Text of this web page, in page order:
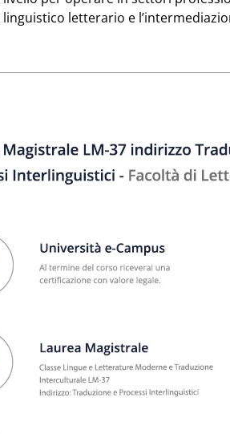
linguistico letterario e